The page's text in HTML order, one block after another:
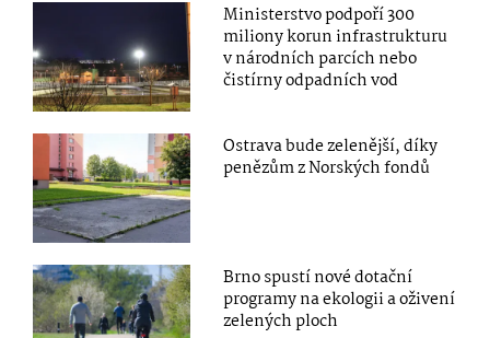
Ministerstvo podpoří 300
miliony korun infrastrukturu
v národních parcích nebo
čistírny odpadních vod
Ostrava bude zelenější, díky
penězům z Norských fondů
Brno spustí nové dotační
programy na ekologii a oživení
zelených ploch